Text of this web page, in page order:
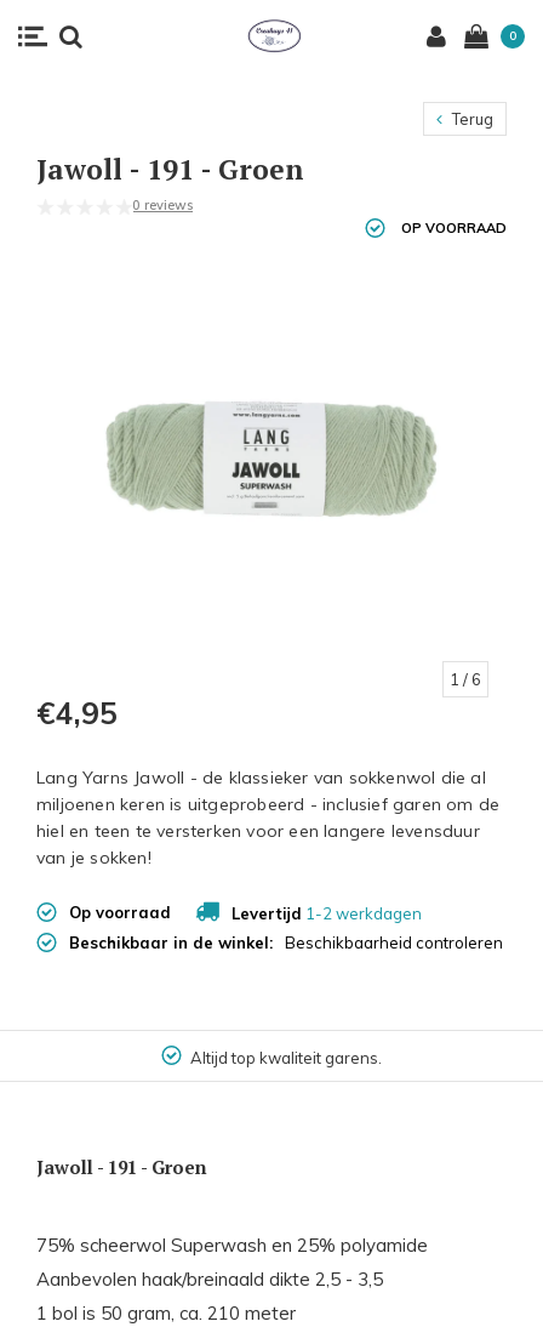
0
Terug
Jawoll - 191 - Groen
0 reviews
OP VOORRAAD
1 / 6
€4,95
Lang Yarns Jawoll - de klassieker van sokkenwol die al
miljoenen keren is uitgeprobeerd - inclusief garen om de
hiel en teen te versterken voor een langere levensduur
van je sokken!
Op voorraad Levertijd 1-2 werkdagen
Beschikbaar in de winkel:
Beschikbaarheid controleren
Altijd top kwaliteit garens.
Jawoll - 191 - Groen
75% scheerwol Superwash en 25% polyamide
Aanbevolen haak/breinaald dikte 2,5 - 3,5
1 bol is 50 gram, ca. 210 meter